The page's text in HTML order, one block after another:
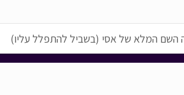
השם המלא של אסי (בשביל להתפלל עליו)